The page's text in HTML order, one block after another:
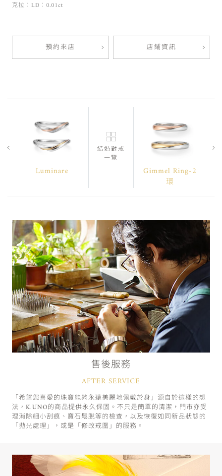
克拉：LD：0.01ct
預約來店 店鋪資訊
Luminare
結婚對戒
一覽
Gimmel Ring-2
環
售後服務
AFTER SERVICE
「希望您喜愛的珠寶能夠永遠美麗地佩戴於身」源自於這樣的想
法，K.UNO的商品提供永久保固。不只是簡單的清潔，門市亦受
理消除細小刮痕、寶石鬆脫等的檢查，以及恢復如同新品狀態的
「拋光處理」，或是「修改戒圍」的服務。